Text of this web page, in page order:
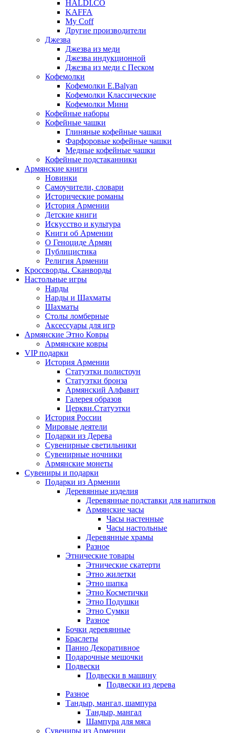
HALDI.CO
KAFFA
My Coff
Другие производители
Джезва
Джезва из меди
Джезва индукционной
Джезва из меди с Песком
Кофемолки
Кофемолки E.Balyan
Кофемолки Классические
Кофемолки Мини
Кофейные наборы
Кофейные чашки
Глиняные кофейные чашки
Фарфоровые кофейные чашки
Медные кофейные чашки
Кофейные подстаканники
Армянские книги
Новинки
Самоучители, словари
Исторические романы
История Армении
Детские книги
Иcкусство и культура
Книги об Армении
О Геноциде Армян
Публицистика
Религия Армении
Кроссворды. Сканворды
Настольные игры
Нарды
Нарды и Шахматы
Шахматы
Столы ломберные
Аксессуары для игр
Армянские Этно Ковры
Армянские ковры
VIP подарки
История Армении
Статуэтки полистоун
Статуэтки бронза
Армянский Алфавит
Галерея образов
Церкви.Статуэтки
История России
Мировые деятели
Подарки из Дерева
Сувенирные светильники
Сувенирные ночники
Армянские монеты
Сувениры и подарки
Подарки из Армении
Деревянные изделия
Деревянные подставки для напитков
Армянские часы
Часы настенные
Часы настольные
Деревянные храмы
Разное
Этнические товары
Этнические скатерти
Этно жилетки
Этно шапка
Этно Косметички
Этно Подушки
Этно Сумки
Разное
Бочки деревянные
Браслеты
Панно Декоративное
Подарочные мешочки
Подвески
Подвески в машину
Подвески из дерева
Разное
Тандыр, мангал, шампура
Тандыр, мангал
Шампура для мяса
Сувениры из Армении